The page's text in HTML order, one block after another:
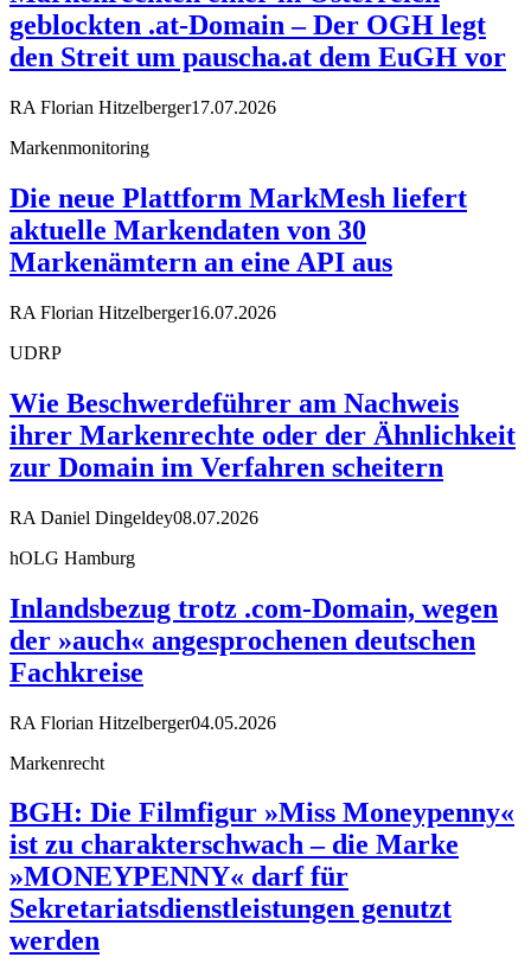
geblockten .at-Domain – Der OGH legt
den Streit um pauscha.at dem EuGH vor
RA Florian Hitzelberger17.07.2026
Markenmonitoring
Die neue Plattform MarkMesh liefert
aktuelle Markendaten von 30
Markenämtern an eine API aus
RA Florian Hitzelberger16.07.2026
UDRP
Wie Beschwerdeführer am Nachweis
ihrer Markenrechte oder der Ähnlichkeit
zur Domain im Verfahren scheitern
RA Daniel Dingeldey08.07.2026
hOLG Hamburg
Inlandsbezug trotz .com-Domain, wegen
der »auch« angesprochenen deutschen
Fachkreise
RA Florian Hitzelberger04.05.2026
Markenrecht
BGH: Die Filmfigur »Miss Moneypenny«
ist zu charakterschwach – die Marke
»MONEYPENNY« darf für
Sekretariatsdienstleistungen genutzt
werden